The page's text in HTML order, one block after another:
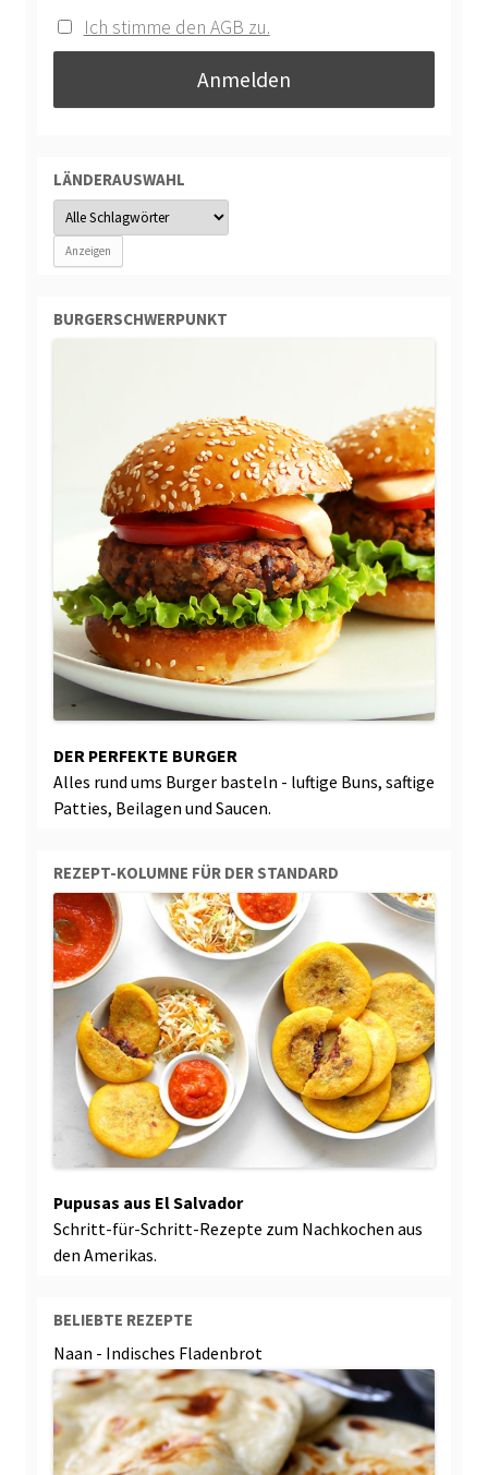
Ich stimme den AGB zu.
LÄNDERAUSWAHL
BURGERSCHWERPUNKT
DER PERFEKTE BURGER
Alles rund ums Burger basteln - luftige Buns, saftige
Patties, Beilagen und Saucen.
REZEPT-KOLUMNE FÜR DER STANDARD
Pupusas aus El Salvador
Schritt-für-Schritt-Rezepte zum Nachkochen aus
den Amerikas.
BELIEBTE REZEPTE
Naan - Indisches Fladenbrot